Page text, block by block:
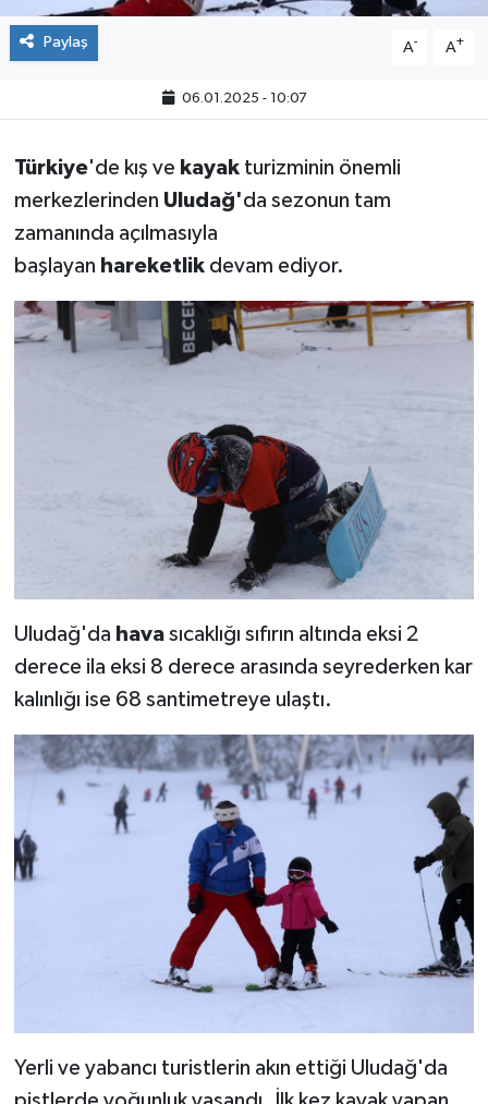
Paylaş A- A+
06.01.2025 - 10:07
Türkiye'de kış ve kayak turizminin önemli
merkezlerinden Uludağ'da sezonun tam
zamanında açılmasıyla
başlayan hareketlikdevam ediyor.
Uludağ'da hava sıcaklığı sıfırın altında eksi 2
derece ila eksi 8 derece arasında seyrederken kar
kalınlığı ise 68 santimetreye ulaştı.
Yerli ve yabancı turistlerin akın ettiği Uludağ'da